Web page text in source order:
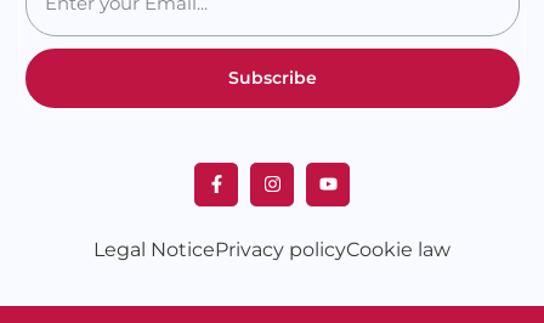
Subscribe
Legal NoticePrivacy policyCookie law